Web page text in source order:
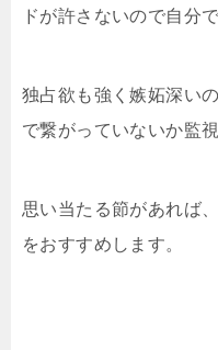
ドが許さないので自分
独占欲も強く嫉妬深い
で繋がっていないか監
思い当たる節があれば
をおすすめします。